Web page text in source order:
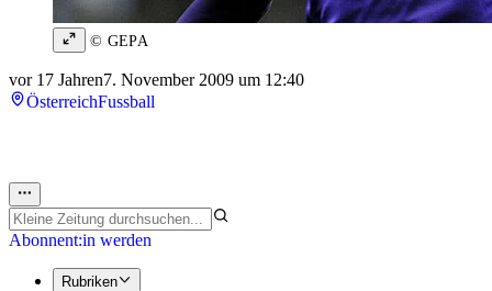
© GEPA
vor 17 Jahren7. November 2009 um 12:40
ÖsterreichFussball
Abonnent:in werden
Rubriken